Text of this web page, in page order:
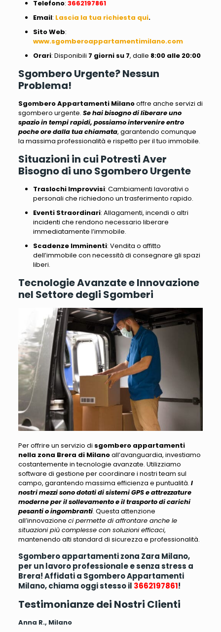
Telefono: 3662197861
Email: Lascia la tua richiesta qui.
SitoWeb:
www.sgomberoappartamentimilano.com
Orari: Disponibili 7 giorni su 7, dalle 8:00 alle 20:00
Sgombero Urgente? Nessun
Problema!
Sgombero Appartamenti Milanooffre anche servizi di
sgombero urgente. Se hai bisogno di liberare uno
spazio in tempi rapidi, possiamo intervenire entro
poche ore dalla tua chiamata, garantendo comunque
la massima professionalità e rispetto per il tuo immobile.
Situazioni in cui Potresti Aver
Bisogno di uno Sgombero Urgente
Traslochi Improvvisi: Cambiamenti lavorativi o
personali che richiedono un trasferimento rapido.
Eventi Straordinari: Allagamenti, incendi o altri
incidenti che rendono necessario liberare
immediatamente l’immobile.
Scadenze Imminenti: Vendita o affitto
dell’immobile con necessità di consegnare gli spazi
liberi.
Tecnologie Avanzate e Innovazione
nel Settore degli Sgomberi
Per offrire un servizio di sgombero appartamenti
nella zona Brera di Milanoall’avanguardia, investiamo
costantemente in tecnologie avanzate. Utilizziamo
software di gestione per coordinare i nostri team sul
campo, garantendo massima efficienza e puntualità. I
nostri mezzi sono dotati di sistemi GPS e attrezzature
moderne per il sollevamento e il trasporto di carichi
pesanti o ingombranti. Questa attenzione
all’innovazione ci permette di affrontare anche le
situazioni più complesse con soluzioni efficaci,
mantenendo alti standard di sicurezza e professionalità.
Sgombero appartamenti zona Zara Milano,
per un lavoro professionale e senza stress a
Brera! Affidati a Sgombero Appartamenti
Milano, chiama oggi stesso il 3662197861!
Testimonianze dei Nostri Clienti
Anna R., Milano